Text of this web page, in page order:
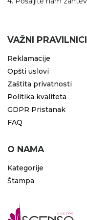
VAŽNI PRAVILNICI
Reklamacije
Opšti uslovi
Zaštita privatnosti
Politika kvaliteta
GDPR Pristanak
FAQ
O NAMA
Kategorije
Štampa